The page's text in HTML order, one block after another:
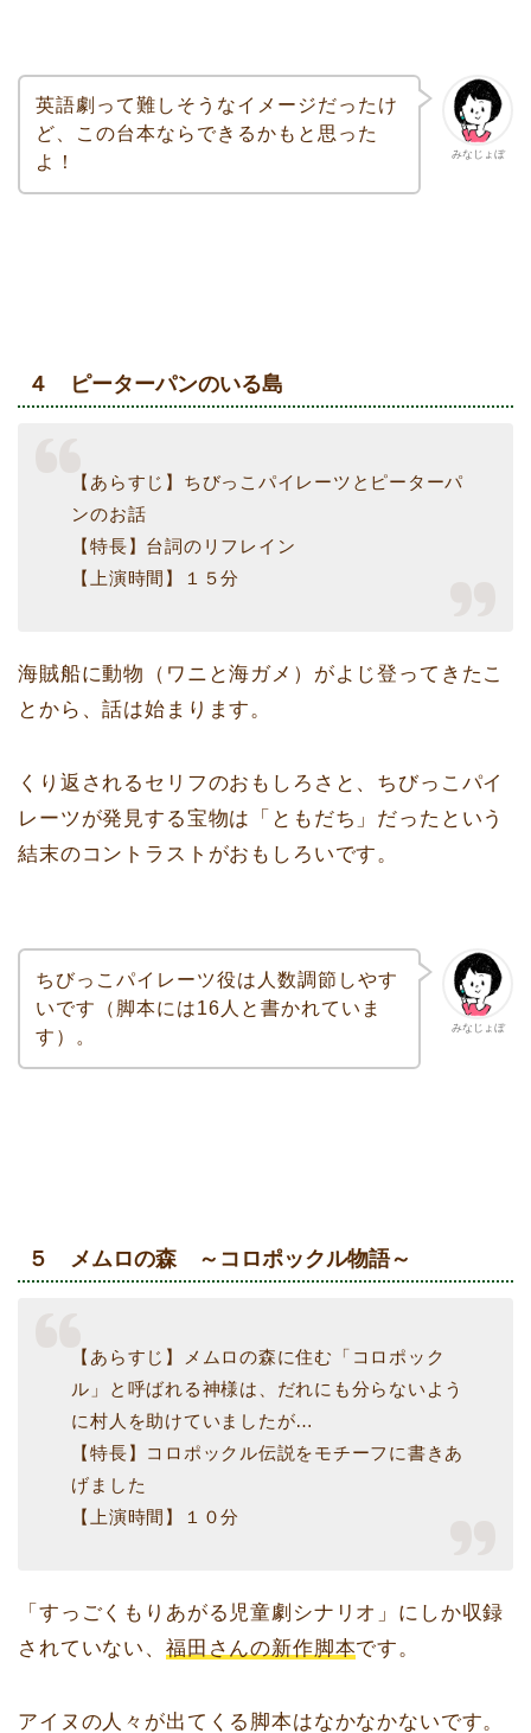
みなじょぼ
英語劇って難しそうなイメージだったけ
ど、この台本ならできるかもと思った
よ！
４ ピーターパンのいる島
【あらすじ】ちびっこパイレーツとピーターパ
ンのお話
【特長】台詞のリフレイン
【上演時間】１５分
海賊船に動物（ワニと海ガメ）がよじ登ってきたこ
とから、話は始まります。
くり返されるセリフのおもしろさと、ちびっこパイ
レーツが発見する宝物は「ともだち」だったという
結末のコントラストがおもしろいです。
みなじょぼ
ちびっこパイレーツ役は人数調節しやす
いです（脚本には16人と書かれていま
す）。
５ メムロの森 ～コロポックル物語～
【あらすじ】メムロの森に住む「コロポック
ル」と呼ばれる神様は、だれにも分らないよう
に村人を助けていましたが…
【特長】コロポックル伝説をモチーフに書きあ
げました
【上演時間】１０分
「すっごくもりあがる児童劇シナリオ」にしか収録
されていない、 福田さんの新作脚本です。
アイヌの人々が出てくる脚本はなかなかないです。